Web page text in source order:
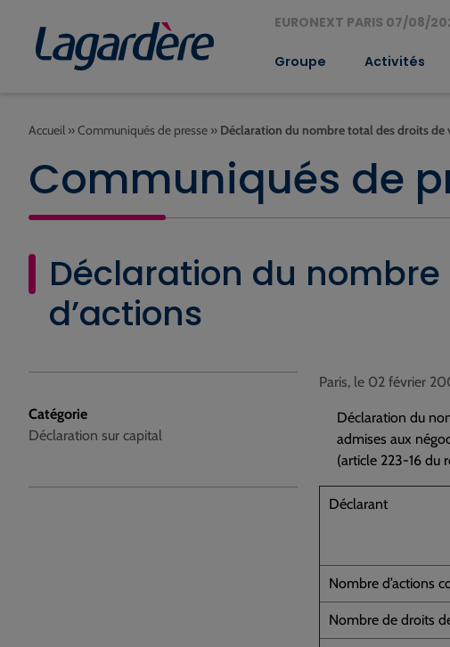
EURONEXT PARIS 07/08/
Groupe Activités
Accueil »Communiqués de presse » Déclaration du nombre total des droits de
Communiqués de
Déclaration du
d’actions
Catégorie
Déclaration sur capital
Paris, le 02 février
Déclaration du
admises aux
(article 223-16 du
Déclarant
Nombre d’actions
Nombre de droits